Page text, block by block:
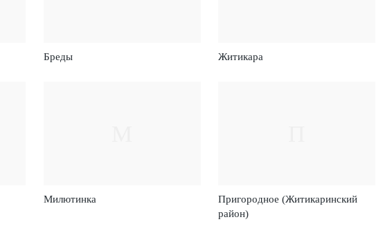
Бреды Житикара
Милютинка
Пригородное (Житикаринский
район)